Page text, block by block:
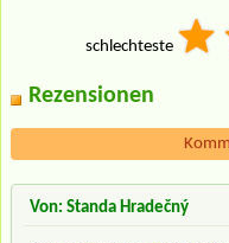
schlechteste
Rezensionen
Von: Standa Hradečný